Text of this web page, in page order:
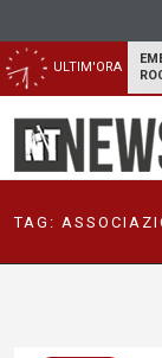
ULTIM'ORA
TAG: